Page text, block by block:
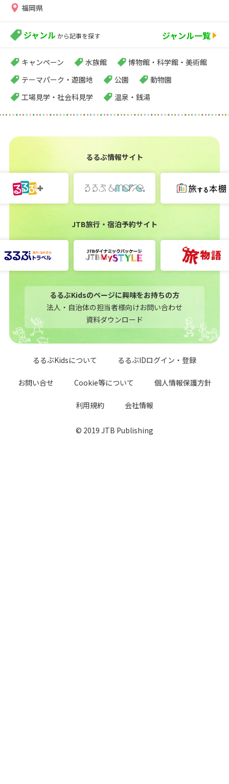
福岡県
ジャンル から記事を探す ジャンル一覧
キャンペーン 水族館
博物館・科学館・美術館
テーマパーク・遊園地
公園
動物園
工場見学・社会科見学
温泉・銭湯
るるぶ情報サイト
JTB旅行・宿泊予約サイト
るるぶKidsのページに興味をお持ちの方
法人・自治体の担当者様向けお問い合わせ
資料ダウンロード
るるぶKidsについて るるぶIDログイン・登録
お問い合せ Cookie等について 個人情報保護方針
利用規約 会社情報
© 2019 JTB Publishing